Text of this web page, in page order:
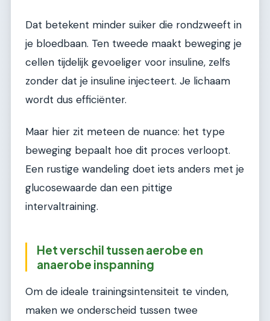
Dat betekent minder suiker die rondzweeft in
je bloedbaan. Ten tweede maakt beweging je
cellen tijdelijk gevoeliger voor insuline, zelfs
zonder dat je insuline injecteert. Je lichaam
wordt dus efficiënter.
Maar hier zit meteen de nuance: het type
beweging bepaalt hoe dit proces verloopt.
Een rustige wandeling doet iets anders met je
glucosewaarde dan een pittige
intervaltraining.
Het verschil tussen aerobe en
anaerobe inspanning
Om de ideale trainingsintensiteit te vinden,
maken we onderscheid tussen twee